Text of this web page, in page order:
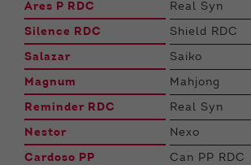
Ares P RDC Real Syn
Silence RDC Shield RDC
Salazar Saiko
Magnum Mahjong
Reminder RDC Real Syn
Nestor Nexo
Cardoso PP Can PP RDC